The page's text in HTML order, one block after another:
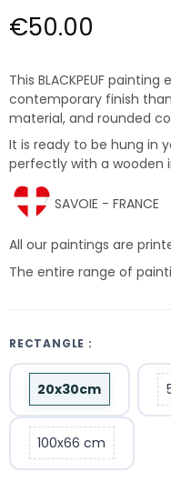
€50.00
This BLACKPEUF
contemporary finish
material, and rounded
It is ready to be hung in
perfectly with a wooden
SAVOIE - FRANCE
All our paintings are
The entire range of
RECTANGLE :
20x30cm
100x66 cm